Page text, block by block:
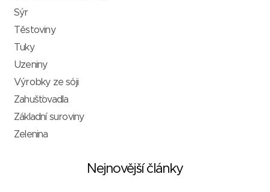
Sýr
Těstoviny
Tuky
Uzeniny
Výrobky ze sóji
Zahušťovadla
Základní suroviny
Zelenina
Nejnovější články